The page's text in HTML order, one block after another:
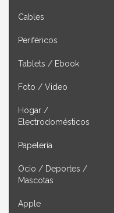
Cables
Periféricos
Tablets / Ebook
Foto / Video
Hogar /
Electrodomésticos
Papelería
Ocio / Deportes /
Mascotas
Apple